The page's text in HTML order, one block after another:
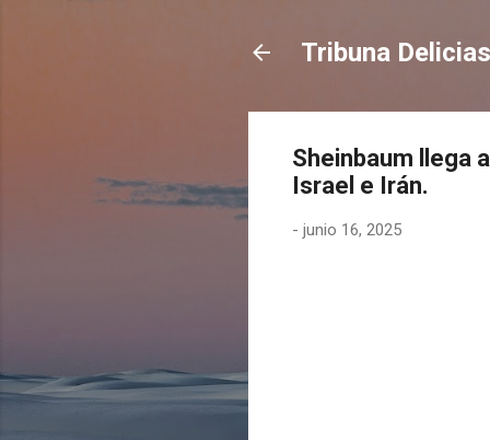
Tribuna Delicias
Sheinbaum llega
Israel e Irán.
- junio 16, 2025